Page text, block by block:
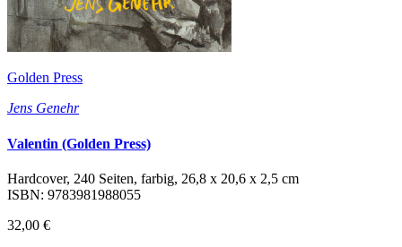
Golden Press
Jens Genehr
Valentin (Golden Press)
Hardcover, 240 Seiten, farbig, 26,8 x 20,6 x 2,5 cm
ISBN: 9783981988055
32,00 €